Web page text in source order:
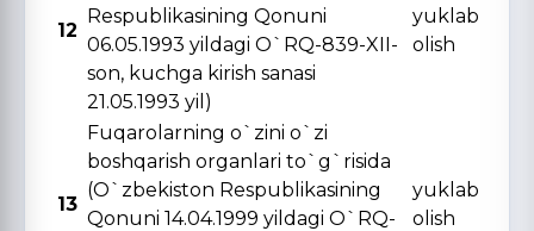
12
Respublikasining Qonuni
06.05.1993 yildagi O`RQ-839-XII-
son, kuchga kirish sanasi
21.05.1993 yil)
yuklab
olish
13
Fuqarolarning o`zini o`zi
boshqarish organlari to`g`risida
(O`zbekiston Respublikasining
Qonuni 14.04.1999 yildagi O`RQ-
yuklab
olish